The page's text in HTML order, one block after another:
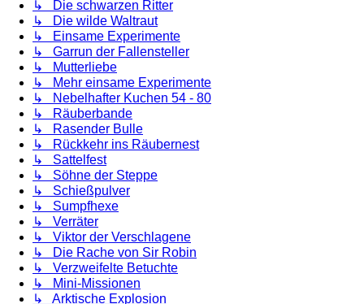
↳ Die schwarzen Ritter
↳ Die wilde Waltraut
↳ Einsame Experimente
↳ Garrun der Fallensteller
↳ Mutterliebe
↳ Mehr einsame Experimente
↳ Nebelhafter Kuchen 54 - 80
↳ Räuberbande
↳ Rasender Bulle
↳ Rückkehr ins Räubernest
↳ Sattelfest
↳ Söhne der Steppe
↳ Schießpulver
↳ Sumpfhexe
↳ Verräter
↳ Viktor der Verschlagene
↳ Die Rache von Sir Robin
↳ Verzweifelte Betuchte
↳ Mini-Missionen
↳ Arktische Explosion